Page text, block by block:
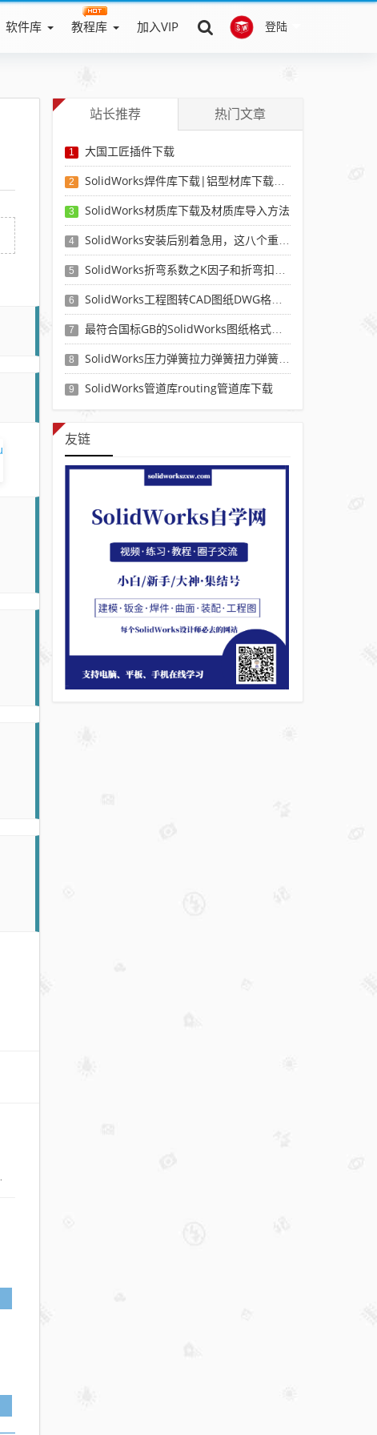
登陆
软件库 教程库 加入VIP
站长推荐 热门文章
1 大国工匠插件下载
2 SolidWorks焊件库下载|铝型材库下载|附sw焊件库添加配置使用教程
3 SolidWorks材质库下载及材质库导入方法
4 SolidWorks安装后别着急用，这八个重要SolidWorks设置可以提高你的画图效率
5 SolidWorks折弯系数之K因子和折弯扣除表-溪风推荐
6 SolidWorks工程图转CAD图纸DWG格式映射文件无乱码可分层-溪风亲测推荐
7 最符合国标GB的SolidWorks图纸格式和图纸模板下载-溪风专用版
8 SolidWorks压力弹簧拉力弹簧扭力弹簧涡卷弹簧自动生成宏程序下载
9 SolidWorks管道库routing管道库下载
友链